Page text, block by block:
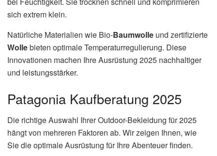
sich extrem klein.
Natürliche Materialien wie Bio-Baumwolle und zertifizierte
Wollebieten optimale Temperaturregulierung. Diese
Innovationen machen Ihre Ausrüstung 2025 nachhaltiger
und leistungsstärker.
Patagonia Kaufberatung 2025
Die richtige Auswahl Ihrer Outdoor-Bekleidung für 2025
hängt von mehreren Faktoren ab. Wir zeigen Ihnen, wie
Sie die optimale Ausrüstung für Ihre Abenteuer finden.